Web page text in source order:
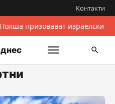
Контакти
призовават